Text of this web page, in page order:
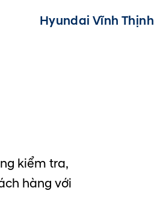
Hyundai Vĩnh Thịnh
kiểm tra,
hàng với